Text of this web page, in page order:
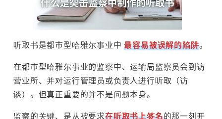
听取书是都市型哈雅尔事业中最容易被误解的陷阱。
在都市型哈雅尔事业的监察中、运输局监察员会到访
营业所、并对运行管理员或负责人进行听取（访
谈）。但真正重要的并不是问题本身。
监察的关键、是从被要求在听取书上签名的那一刻开